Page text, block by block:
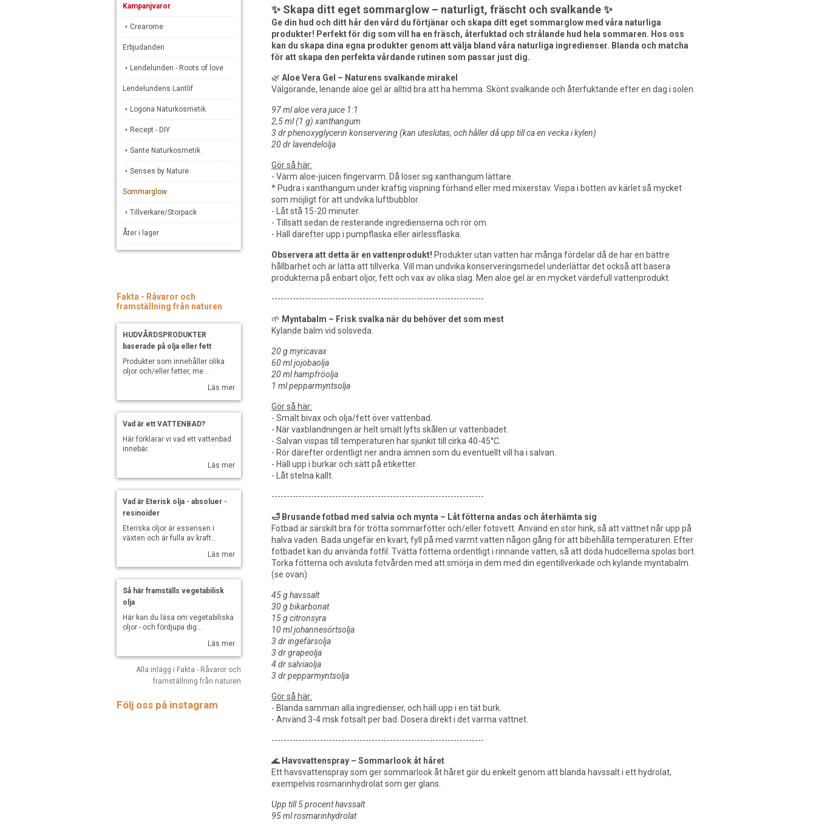
Kampanjvaror
Crearome
Erbjudanden
Lendelunden - Roots of love
Lendelundens Lantlif
Logona Naturkosmetik
Recept - DIY
Sante Naturkosmetik
Senses by Nature
Sommarglow
Tillverkare/Storpack
Åter i lager
Fakta - Råvaror och
framställning från naturen
HUDVÅRDSPRODUKTER
baserade på olja eller fett
Produkter som innehåller olika
oljor och/eller fetter, me...
Läs mer
Vad är ett VATTENBAD?
Här förklarar vi vad ett vattenbad
innebär.
Läs mer
Vad är Eterisk olja - absoluer -
resinoider
Eteriska oljor är essensen i
växten och är fulla av kraft...
Läs mer
Så här framställs vegetabilisk
olja
Här kan du läsa om vegetabiliska
oljor - och fördjupa dig...
Läs mer
Alla inlägg i Fakta - Råvaror och
framställning från naturen
Följ oss på instagram
✨ Skapa ditt eget sommarglow – naturligt, fräscht och svalkande ✨
Ge din hud och ditt hår den vård du förtjänar och skapa ditt eget sommarglow med våra naturliga
produkter! Perfekt för dig som vill ha en fräsch, återfuktad och strålande hud hela sommaren. Hos oss
kan du skapa dina egna produkter genom att välja bland våra naturliga ingredienser. Blanda och matcha
för att skapa den perfekta vårdande rutinen som passar just dig.
🌿 Aloe Vera Gel – Naturens svalkande mirakel
Välgörande, lenande aloe gel är alltid bra att ha hemma. Skönt svalkande och återfuktande efter en dag i solen.
97 ml aloe vera juice 1:1
2,5 ml (1 g) xanthangum
3 dr phenoxyglycerin konservering (kan uteslutas, och håller då upp till ca en vecka i kylen)
20 dr lavendelolja
Gör så här:
- Värm aloe-juicen fingervarm. Då löser sig xanthangum lättare.
* Pudra i xanthangum under kraftig vispning förhand eller med mixerstav. Vispa i botten av kärlet så mycket
som möjligt för att undvika luftbubblor.
- Låt stå 15-20 minuter.
- Tillsätt sedan de resterande ingredienserna och rör om.
- Häll därefter upp i pumpflaska eller airlessflaska.
Observera att detta är en vattenprodukt! Produkter utan vatten har många fördelar då de har en bättre
hållbarhet och är lätta att tillverka. Vill man undvika konserveringsmedel underlättar det också att basera
produkterna på enbart oljor, fett och vax av olika slag. Men aloe gel är en mycket värdefull vattenprodukt.
----------------------------------------------------------------------
🌱 Myntabalm – Frisk svalka när du behöver det som mest
Kylande balm vid solsveda.
20 g myricavax
60 ml jojobaolja
20 ml hampfröolja
1 ml pepparmyntsolja
Gör så här:
- Smält bivax och olja/fett över vattenbad.
- När vaxblandningen är helt smält lyfts skålen ur vattenbadet.
- Salvan vispas till temperaturen har sjunkit till cirka 40-45°C.
- Rör därefter ordentligt ner andra ämnen som du eventuellt vill ha i salvan.
- Häll upp i burkar och sätt på etiketter.
- Låt stelna kallt.
----------------------------------------------------------------------
🛁 Brusande fotbad med salvia och mynta – Låt fötterna andas och återhämta sig
Fotbad är särskilt bra för trötta sommarfötter och/eller fotsvett. Använd en stor hink, så att vattnet når upp på
halva vaden. Bada ungefär en kvart, fyll på med varmt vatten någon gång för att bibehålla temperaturen. Efter
fotbadet kan du använda fotfil. Tvätta fötterna ordentligt i rinnande vatten, så att döda hudcellerna spolas bort.
Torka fötterna och avsluta fotvården med att smörja in dem med din egentillverkade och kylande myntabalm.
(se ovan)
45 g havssalt
30 g bikarbonat
15 g citronsyra
10 ml johannesörtsolja
3 dr ingefärsolja
3 dr grapeolja
4 dr salviaolja
3 dr pepparmyntsolja
Gör så här:
- Blanda samman alla ingredienser, och häll upp i en tät burk.
- Använd 3-4 msk fotsalt per bad. Dosera direkt i det varma vattnet.
----------------------------------------------------------------------
🌊 Havsvattenspray – Sommarlook åt håret
Ett havsvattenspray som ger sommarlook åt håret gör du enkelt genom att blanda havssalt i ett hydrolat,
exempelvis rosmarinhydrolat som ger glans.
Upp till 5 procent havssalt
95 ml rosmarinhydrolat